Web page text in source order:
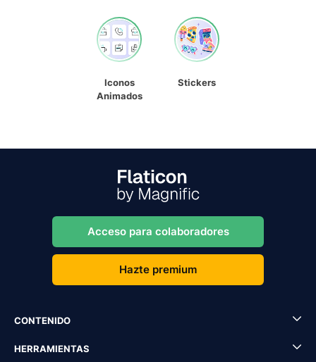
Iconos
Animados
Stickers
Acceso para colaboradores
Hazte premium
CONTENIDO
HERRAMIENTAS